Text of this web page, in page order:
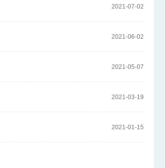
2021-07-02
2021-06-02
2021-05-07
2021-03-19
2021-01-15